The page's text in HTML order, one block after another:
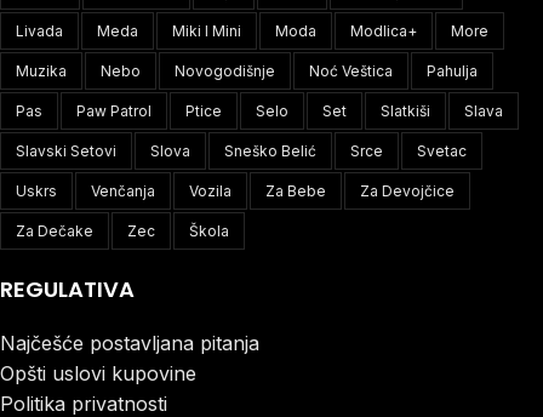
Livada Meda Miki I Mini Moda Modlica+ More
Muzika Nebo Novogodišnje Noć Veštica Pahulja
Pas Paw Patrol Ptice Selo Set Slatkiši Slava
Slavski Setovi Slova Sneško Belić Srce Svetac
Uskrs Venčanja Vozila Za Bebe Za Devojčice
Za Dečake Zec Škola
REGULATIVA
Najčešće postavljana pitanja
Opšti uslovi kupovine
Politika privatnosti